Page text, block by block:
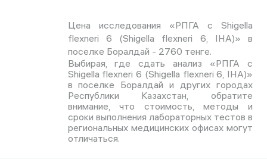
Цена исследования «РПГА с Shigella
flexneri 6 (Shigella flexneri 6, IHA)» в
поселке Боралдай - 2760 тенге.
Выбирая, где сдать анализ «РПГА с
Shigella flexneri 6 (Shigella flexneri 6, IHA)»
в поселке Боралдай и других городах
Республики Казахстан, обратите
внимание, что стоимость, методы и
сроки выполнения лабораторных тестов в
региональных медицинских офисах могут
отличаться.